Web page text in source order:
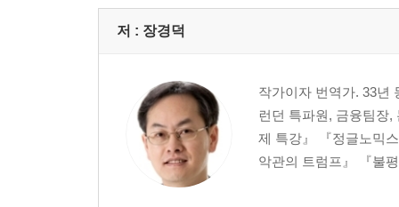
제8장 손목을 자르리라
2+2=1 | 감자칩과 반도체 칩 | 절인 청어 이야기 |
제10장 스미스 씨의 벌통
세상에서 가장 멍한 사람 | 당파와 광신 | 나는 더
에필로그: 상상하라
행복은 판돈에 있지 않다 | 미래는 우리 손에 달려
저 : 장경덕
작가이자 번역가. 33년
런던 특파원, 금융팀장
제 특강』 『정글노믹
악관의 트럼프』 『불